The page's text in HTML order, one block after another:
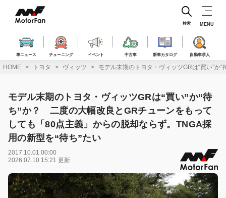
ス
車ニュース チューニング イベント 中古車 新車カタログ 自動車求人
検索 MENU
HOME トヨタ ヴィッツ モデル末期のトヨタ・ヴィッツGRは“買い”
モデル末期のトヨタ・ヴィッツGRは“買い”か“待
ち”か？ 二度の大幅改良とGRチューンをもって
しても「80点主義」からの脱却ならず。TNGA採
用の新型を“待ち”たい
2017.10.01 00:00
2026.07.10 15:21 更新